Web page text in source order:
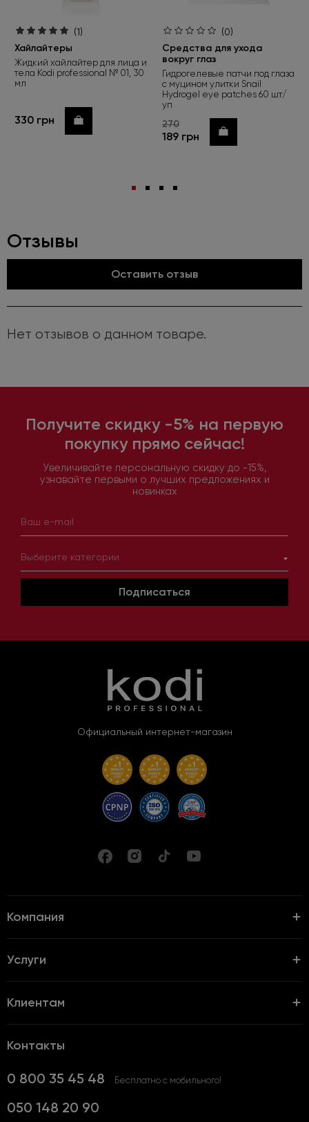
(1)
Хайлайтеры
Жидкий хайлайтер для лица и
тела Kodi professional № 01, 30
мл
330 грн Купить
(0)
Средства для ухода
вокруг глаз
Гидрогелевые патчи под глаза
с муцином улитки Snail
Hydrogel eye patches 60 шт/
уп
270
189 грн Купить
Отзывы
Оставить отзыв
Нет отзывов о данном товаре.
Получите скидку -5% на первую
покупку прямо сейчас!
Увеличивайте персональную скидку до -15%,
узнавайте первыми о лучших предложениях и
новинках
Выберите категории
Подписаться
Официальный интернет-магазин
Компания
Услуги
Клиентам
Контакты
0 800 35 45 48 Бесплатно с мобильного!
050 148 20 90